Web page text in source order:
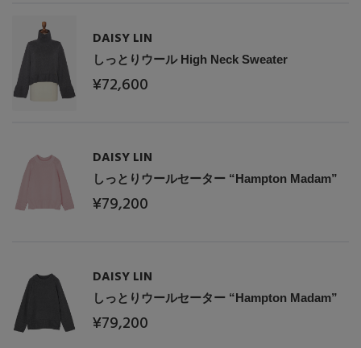
DAISY LIN
しっとりウール High Neck Sweater
¥72,600
DAISY LIN
しっとりウールセーター “Hampton Madam”
¥79,200
DAISY LIN
しっとりウールセーター “Hampton Madam”
¥79,200